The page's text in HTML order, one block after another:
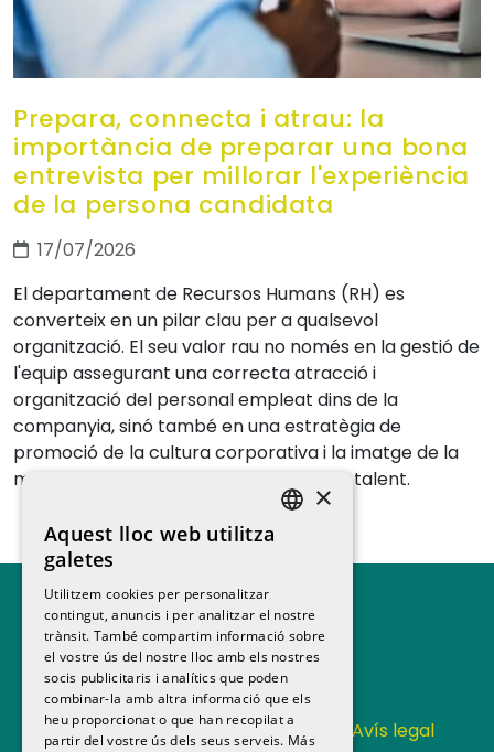
Prepara, connecta i atrau: la
importància de preparar una bona
entrevista per millorar l'experiència
de la persona candidata
17/07/2026
El departament de Recursos Humans (RH) es
converteix en un pilar clau per a qualsevol
organització. El seu valor rau no només en la gestió de
l'equip assegurant una correcta atracció i
organització del personal empleat dins de la
companyia, sinó també en una estratègia de
promoció de la cultura corporativa i la imatge de la
marca ocupadora per atraure i retenir talent.
Contacta Política de privacitat
Avís legal
×
Aquest lloc web utilitza
galetes
Utilitzem cookies per personalitzar
contingut, anuncis i per analitzar el nostre
trànsit. També compartim informació sobre
el vostre ús del nostre lloc amb els nostres
socis publicitaris i analítics que poden
combinar-la amb altra informació que els
heu proporcionat o que han recopilat a
partir del vostre ús dels seus serveis. Más